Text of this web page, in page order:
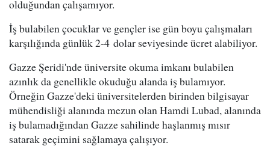
olduğundan çalışamıyor.
İş bulabilen çocuklar ve gençler ise gün boyu çalışmaları
karşılığında günlük 2-4 dolar seviyesinde ücret alabiliyor.
Gazze Şeridi'nde üniversite okuma imkanı bulabilen
azınlık da genellikle okuduğu alanda iş bulamıyor.
Örneğin Gazze'deki üniversitelerden birinden bilgisayar
mühendisliği alanında mezun olan Hamdi Lubad, alanında
iş bulamadığından Gazze sahilinde haşlanmış mısır
satarak geçimini sağlamaya çalışıyor.